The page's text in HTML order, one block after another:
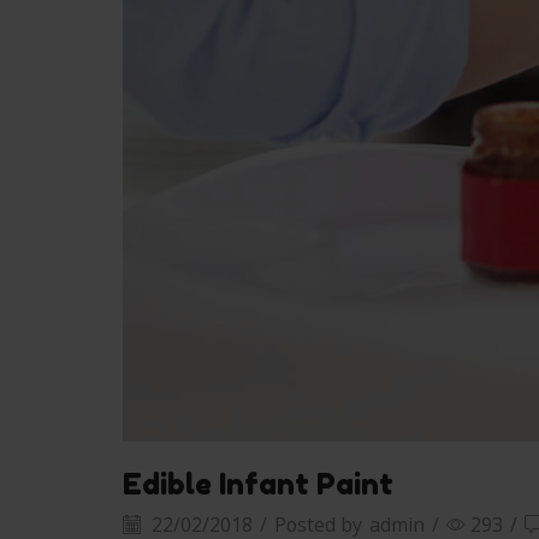
Edible Infant Paint
22/02/2018 / Posted by admin / 293 /